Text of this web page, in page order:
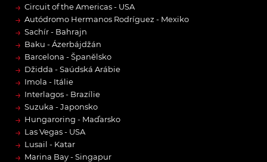
→ Circuit of the Americas - USA
→ Autódromo Hermanos Rodríguez - Mexiko
→ Sachír - Bahrajn
→ Baku - Ázerbájdžán
→ Barcelona - Španělsko
→ Džidda - Saúdská Arábie
→ Imola - Itálie
→ Interlagos - Brazílie
→ Suzuka - Japonsko
→ Hungaroring - Maďarsko
→ Las Vegas - USA
→ Lusail - Katar
→ Marina Bay - Singapur